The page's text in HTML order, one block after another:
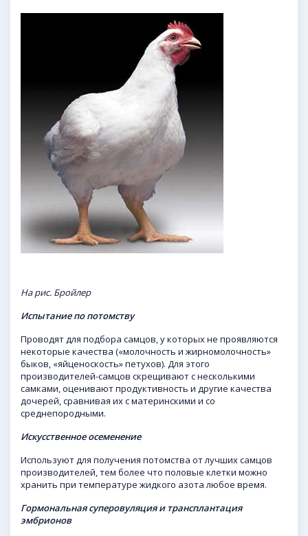
На рис. Бройлер
Испытание по потомству
Проводят для подбора самцов, у которых не проявляются
некоторые качества («молочность и жирномолочность»
быков, «яйценоскость» петухов). Для этого
производителей-самцов скрещивают с несколькими
самками, оценивают продуктивность и другие качества
дочерей, сравнивая их с материнскими и со
среднепородными.
Искусственное осеменение
Используют для получения потомства от лучших самцов
производителей, тем более что половые клетки можно
хранить при температуре жидкого азота любое время.
Гормональная суперовуляция и трансплантация
эмбрионов